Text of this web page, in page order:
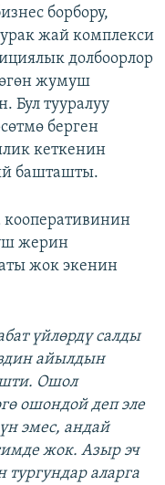
борбору,
жай комплекси
долбоорлор
жумуш
Бул тууралуу
берген
кеткенин
башташты.
жерин
жок экенин
үйлөрдү салды
айылдын
Ошол
ошондой деп эле
эмес, андай
жок. Азыр эч
аларга